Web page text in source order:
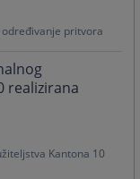
pritvora
realizirana
Kantona 10